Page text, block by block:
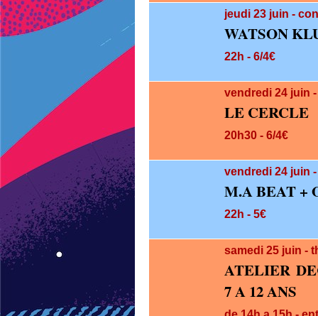
jeudi 23 juin -
WATSON
22h - 6/4€
vendredi 24 juin
LE CERCLE
20h30 - 6/4€
vendredi 24 juin
M.A BEAT +
22h - 5€
samedi 25 juin -
ATELIER
7 A 12 ANS